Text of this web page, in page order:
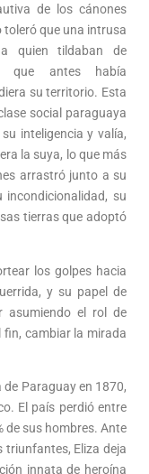
de los cánones
toleró que una intrusa
a quien tildaban de
que antes había
su territorio. Esta
social paraguaya
inteligencia y valía,
la suya, lo que más
arrastró junto a su
su
tierras que adoptó
los golpes hacia
y su papel de
asumiendo el rol de
cambiar la mirada
Paraguay en 1870,
El país perdió entre
de sus hombres. Ante
triunfantes, Eliza deja
innata de heroína